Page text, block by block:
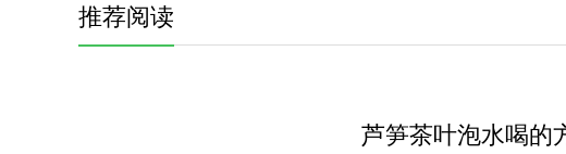
推荐阅读
芦笋茶叶泡水喝的